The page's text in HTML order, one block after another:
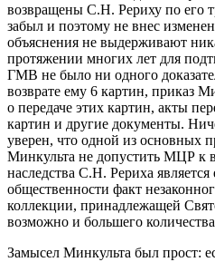
возвращены С.Н. Рериху по его
забыл и поэтому не внес
объяснения не выдерживают
протяжении многих лет для
ГМВ не было ни одного
возврате ему 6 картин, приказ
о передаче этих картин, акты
картин и другие документы.
уверен, что одной из основных
Минкульта не допустить МЦР к
наследства С.Н. Рериха
общественности факт
коллекции, принадлежащей
возможно и большего
Замысел Минкульта был прост: